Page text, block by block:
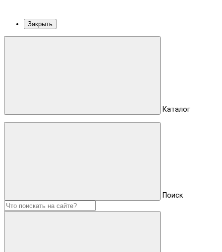
Закрыть
Каталог
Поиск